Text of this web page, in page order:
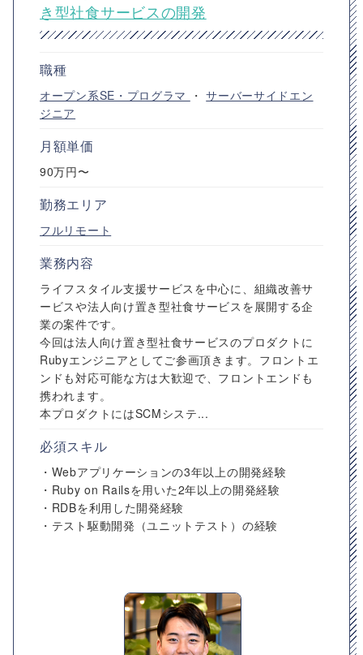
き型社食サービスの開発
職種
オープン系SE・プログラマ ・サーバーサイドエン
ジニア
月額単価
90万円〜
勤務エリア
フルリモート
業務内容
ライフスタイル支援サービスを中心に、組織改善サ
ービスや法人向け置き型社食サービスを展開する企
業の案件です。
今回は法人向け置き型社食サービスのプロダクトに
Rubyエンジニアとしてご参画頂きます。フロントエ
ンドも対応可能な方は大歓迎で、フロントエンドも
携われます。
本プロダクトにはSCMシステ...
必須スキル
・Webアプリケーションの3年以上の開発経験
・Ruby on Railsを用いた2年以上の開発経験
・RDBを利用した開発経験
・テスト駆動開発（ユニットテスト）の経験